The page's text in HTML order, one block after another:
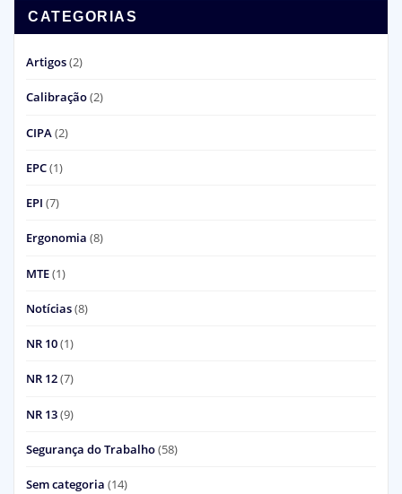
CATEGORIAS
Artigos(2)
Calibração(2)
CIPA(2)
EPC(1)
EPI (7)
Ergonomia (8)
MTE(1)
Notícias(8)
NR 10(1)
NR 12(7)
NR 13(9)
Segurança do Trabalho(58)
Sem categoria (14)